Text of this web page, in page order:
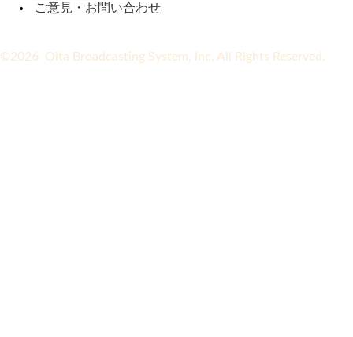
ご意見・お問い合わせ
©2026 Oita Broadcasting System, Inc. All Rights Reserved.